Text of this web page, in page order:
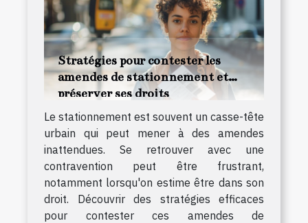
Stratégies pour contester les
amendes de stationnement et
préserver ses droits
Le stationnement est souvent un casse-tête
urbain qui peut mener à des amendes
inattendues. Se retrouver avec une
contravention peut être frustrant,
notamment lorsqu'on estime être dans son
droit. Découvrir des stratégies efficaces
pour contester ces amendes de